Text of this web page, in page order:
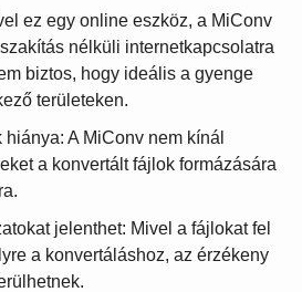
ez egy online eszköz, a MiConv
nélküli internetkapcsolatra
biztos, hogy ideális a gyenge
területeken.
A MiConv nem kínál
a konvertált fájlok formázására
jelenthet: Mivel a fájlokat fel
a konvertáláshoz, az érzékeny